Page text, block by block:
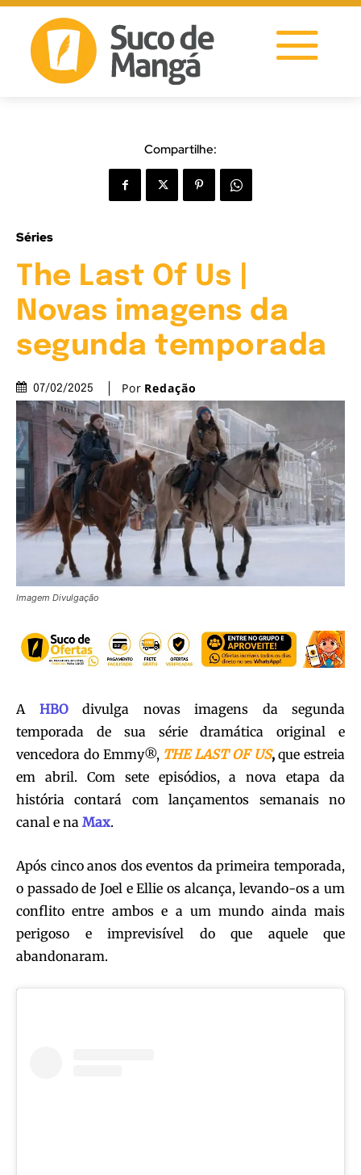
Compartilhe:
Séries
The Last Of Us |
Novas imagens da
segunda temporada
07/02/2025 Por Redação
Imagem Divulgação
A HBO
divulga novas imagens da segunda
temporada de sua série dramática original e
vencedora do Emmy®, THE LAST OF US,que estreia
em abril. Com sete episódios, a nova etapa da
história contará com lançamentos semanais no
canal e na Max.
Após cinco anos dos eventos da primeira temporada,
o passado de Joel e Ellie os alcança, levando-os a um
conflito entre ambos e a um mundo ainda mais
perigoso e imprevisível do que aquele que
abandonaram.